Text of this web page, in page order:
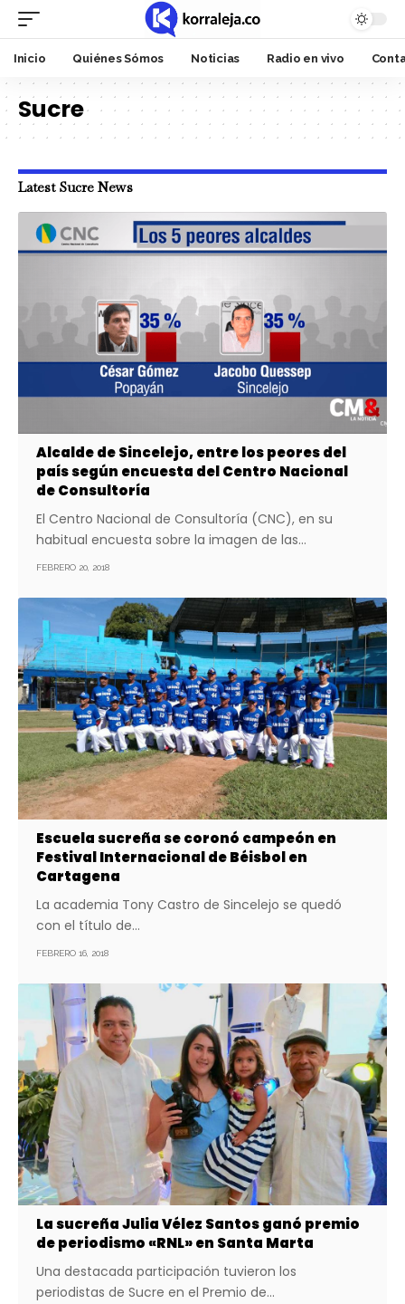
Inicio Quiénes Sómos Noticias Radio en vivo
Sucre
Latest Sucre News
Alcalde de Sincelejo, entre los peores del
país según encuesta del Centro Nacional
de Consultoría
El Centro Nacional de Consultoría (CNC), en su
habitual encuesta sobre la imagen de las…
FEBRERO 20, 2018
Escuela sucreña se coronó campeón en
Festival Internacional de Béisbol en
Cartagena
La academia Tony Castro de Sincelejo se quedó
con el título de…
FEBRERO 16, 2018
La sucreña Julia Vélez Santos ganó premio
de periodismo «RNL» en Santa Marta
Una destacada participación tuvieron los
periodistas de Sucre en el Premio de…